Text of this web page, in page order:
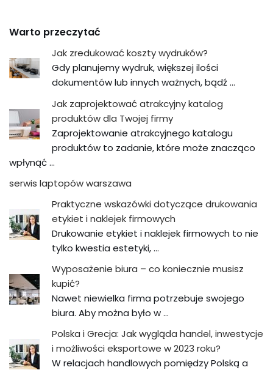
Warto przeczytać
Jak zredukować koszty wydruków?
Gdy planujemy wydruk, większej ilości
dokumentów lub innych ważnych, bądź …
Jak zaprojektować atrakcyjny katalog
produktów dla Twojej firmy
Zaprojektowanie atrakcyjnego katalogu
produktów to zadanie, które może znacząco
wpłynąć …
serwis laptopów warszawa
Praktyczne wskazówki dotyczące drukowania
etykiet i naklejek firmowych
Drukowanie etykiet i naklejek firmowych to nie
tylko kwestia estetyki, …
Wyposażenie biura – co koniecznie musisz
kupić?
Nawet niewielka firma potrzebuje swojego
biura. Aby można było w …
Polska i Grecja: Jak wygląda handel, inwestycje
i możliwości eksportowe w 2023 roku?
W relacjach handlowych pomiędzy Polską a